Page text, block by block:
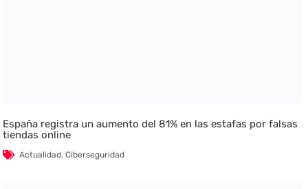
España registra un aumento del 81% en las estafas por falsas
tiendas online
Actualidad,Ciberseguridad